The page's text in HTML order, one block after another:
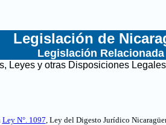
Legislación de
Legislación Relacionada
Leyes y otras Disposiciones
Ley N°. 1097, Ley del Digesto Jurídico